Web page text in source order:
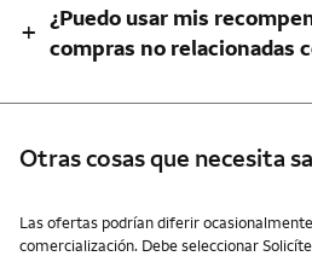
+ ¿Puedo usar mis
compras no relacionadas
Otras cosas que necesita
Otras cosas que necesita saber
Las ofertas podrían diferir
comercialización. Debe seleccionar